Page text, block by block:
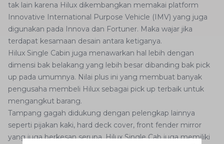
tak lain karena Hilux dikembangkan memakai platform
Innovative International Purpose Vehicle (IMV) yang juga
digunakan pada Innova dan Fortuner. Maka wajar jika
terdapat kesamaan desain antara ketiganya.
Hilux Single Cabin juga menawarkan hal lebih dengan
dimensi bak belakang yang lebih besar dibanding bak pick
up pada umumnya. Nilai plus ini yang membuat banyak
pengusaha membeli Hilux sebagai pick up terbaik untuk
mengangkut barang.
Tampang gagah didukung dengan pelengkap lainnya
seperti pijakan kaki, hard deck cover, front fender mirror
yang juga berkesan serupa. Hilux Single Cab juga memiliki